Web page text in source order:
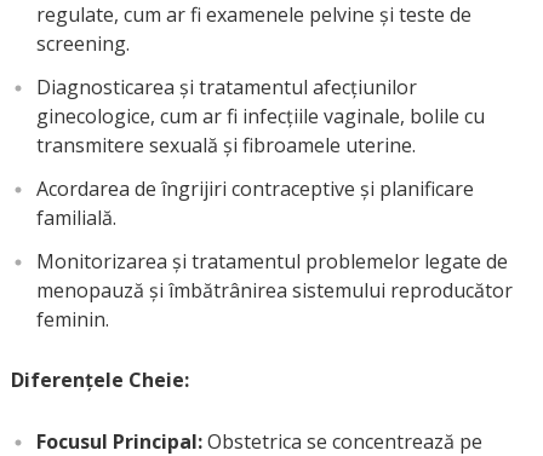
regulate, cum ar fi examenele pelvine și teste de
screening.
Diagnosticarea și tratamentul afecțiunilor
ginecologice, cum ar fi infecțiile vaginale, bolile cu
transmitere sexuală și fibroamele uterine.
Acordarea de îngrijiri contraceptive și planificare
familială.
Monitorizarea și tratamentul problemelor legate de
menopauză și îmbătrânirea sistemului reproducător
feminin.
Diferențele Cheie:
Focusul Principal:Obstetrica se concentrează pe